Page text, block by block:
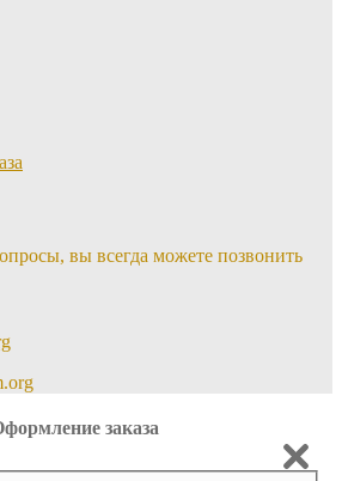
вы всегда можете позвонить
заказа